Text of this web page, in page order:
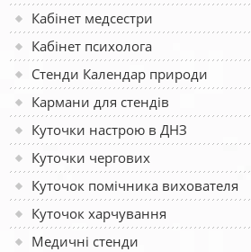
Кабінет медсестри
Кабінет психолога
Стенди Календар природи
Кармани для стендів
Куточки настрою в ДНЗ
Куточки чергових
Куточок помічника вихователя
Куточок харчування
Медичні стенди